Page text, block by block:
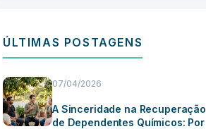
ÚLTIMAS POSTAGENS
07/04/2026
A Sinceridade na Recuperação
de Dependentes Químicos: Por